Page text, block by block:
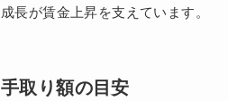
成長が賃金上昇を支えています。
手取り額の目安